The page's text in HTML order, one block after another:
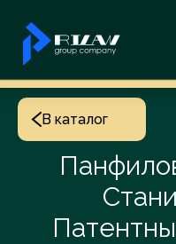
В каталог